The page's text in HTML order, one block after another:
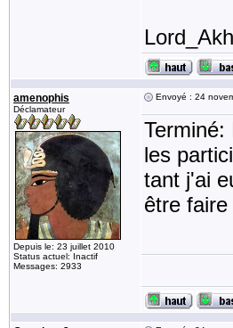
amenophis
Déclamateur
Depuis le: 23 juillet 2010
Status actuel: Inactif
Messages: 2933
Envoyé : 24
les
tant j'ai
être